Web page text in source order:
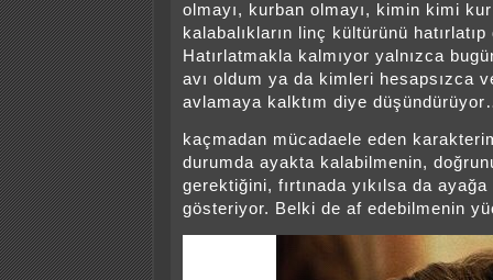
olmayı, kurban olmayı, kimin kimi
kalabalıkların linç kültürünü
Hatırlatmakla kalmıyor yalnızca
avı oldum ya da kimleri hesapsızca
avlamaya kalktım diye
kaçmadan mücadaele eden
durumda ayakta kalabilmenin,
gerektiğini, fırtınada yıkılsa da
gösteriyor. Belki de af edebilmenin